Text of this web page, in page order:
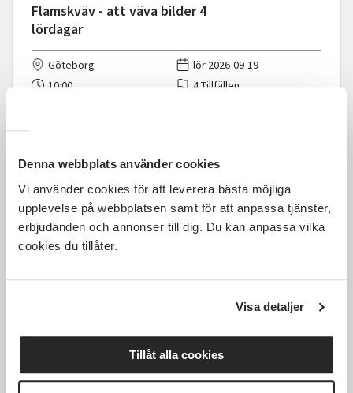
Denna webbplats använder cookies
Vi använder cookies för att leverera bästa möjliga
upplevelse på webbplatsen samt för att anpassa tjänster,
erbjudanden och annonser till dig. Du kan anpassa vilka
cookies du tillåter.
Visa detaljer
Tillåt alla cookies
Flamskväv - att väva bilder 4
lördagar
Göteborg
lör 2026-09-19
10:00
4 Tillfällen
850 SEK
tors 2026-11-12
17:30
3 Tillfällen